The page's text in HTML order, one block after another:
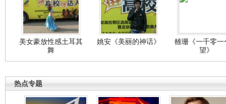
美女豪放性感土耳其
舞
姚安《美丽的神话》
雒珊《一千零一
望》
热点专题